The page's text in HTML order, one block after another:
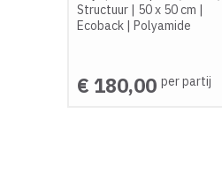
Structuur | 50 x 50 cm |
Ecoback | Polyamide
€ 180,00 per partij